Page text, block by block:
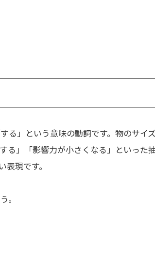
る」という意味の動詞です。物のサイ
る」「影響力が小さくなる」といった
現です。
。